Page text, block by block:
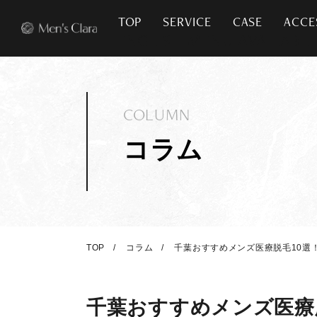
TOP SERVICE CASE
コラム
COLUMN
TOP コラム 千葉おすすめメンズ医療脱毛10選
千葉おすすめメンズ医